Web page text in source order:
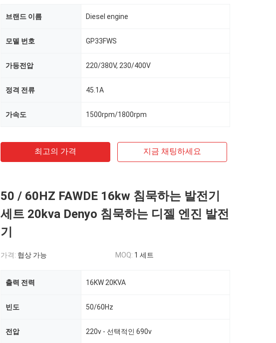
브랜드 이름 Diesel engine
모델 번호 GP33FWS
가등전압 220/380V, 230/400V
정격 전류 45.1A
가속도 1500rpm/1800rpm
최고의 가격 지금 채팅하세요
50 / 60HZ FAWDE 16kw 침묵하는 발전기
세트 20kva Denyo 침묵하는 디젤 엔진 발전
기
가격: 협상 가능 MOQ: 1 세트
출력 전력 16KW 20KVA
빈도 50/60Hz
전압 220v - 선택적인 690v